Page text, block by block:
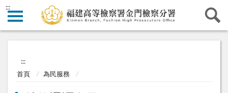
:::
:::
首頁 為民服務